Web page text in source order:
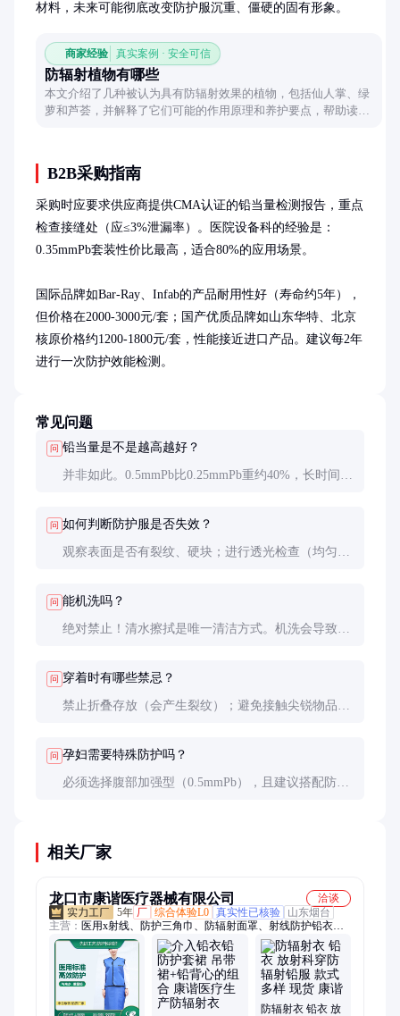
材料，未来可能彻底改变防护服沉重、僵硬的固有形象。
商家经验 真实案例 · 安全可信
防辐射植物有哪些
本文介绍了几种被认为具有防辐射效果的植物，包括仙人掌、绿
萝和芦荟，并解释了它们可能的作用原理和养护要点，帮助读者
B2B采购指南
采购时应要求供应商提供CMA认证的铅当量检测报告，重点
检查接缝处（应≤3%泄漏率）。医院设备科的经验是：
0.35mmPb套装性价比最高，适合80%的应用场景。
国际品牌如Bar-Ray、Infab的产品耐用性好（寿命约5年），
但价格在2000-3000元/套；国产优质品牌如山东华特、北京
核原价格约1200-1800元/套，性能接近进口产品。建议每2年
进行一次防护效能检测。
常见问题
问 铅当量是不是越高越好？
并非如此。0.5mmPb比0.25mmPb重约40%，长时间穿
0.5mmPb。
问 如何判断防护服是否失效？
观察表面是否有裂纹、硬块；进行透光检查（均匀性
问 能机洗吗？
绝对禁止！清水擦拭是唯一清洁方式。机洗会导致铅
问 穿着时有哪些禁忌？
禁止折叠存放（会产生裂纹）；避免接触尖锐物品；
问 孕妇需要特殊防护吗？
必须选择腹部加强型（0.5mmPb），且建议搭配防护
相关厂家
龙口市康谐医疗器械有限公司
洽谈
5年 厂 综合体验L0 真实性已核验
山东烟台
主营： 医用x射线、防护三角巾、防辐射面罩、射线防护铅衣、
射线防护帘、防辐射护具、三联防护屏、x射线防辐射、射线防
防辐射衣 铅衣 放